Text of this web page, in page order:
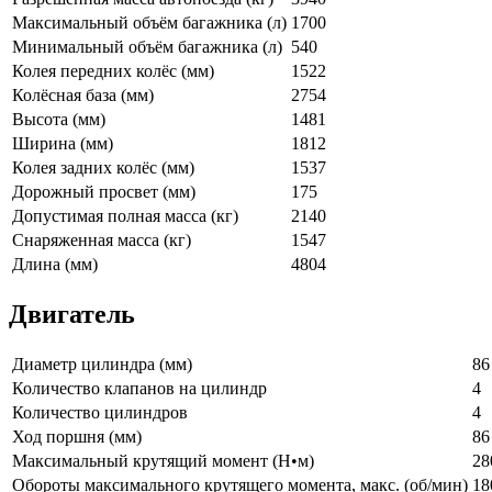
Максимальный объём багажника (л) 1700
Минимальный объём багажника (л) 540
Колея передних колёс (мм)
1522
Колёсная база (мм)
2754
Высота (мм)
1481
Ширина (мм)
1812
Колея задних колёс (мм)
1537
Дорожный просвет (мм)
175
Допустимая полная масса (кг)
2140
Снаряженная масса (кг)
1547
Длина (мм)
4804
Двигатель
Диаметр цилиндра (мм)
86
Количество клапанов на цилиндр
4
Количество цилиндров
4
Ход поршня (мм)
86
Максимальный крутящий момент (Н•м)
Обороты максимального крутящего момента, макс. (об/мин)